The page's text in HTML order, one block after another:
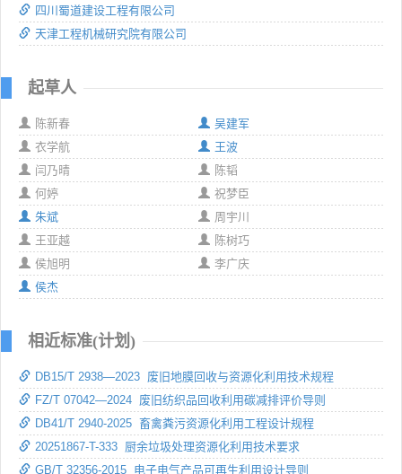
四川蜀道建设工程有限公司
天津工程机械研究院有限公司
起草人
陈新春
吴建军
衣学航
王波
闫乃晴
陈韬
何婷
祝梦臣
朱斌
周宇川
王亚越
陈树巧
侯旭明
李广庆
侯杰
相近标准(计划)
DB15/T 2938—2023 废旧地膜回收与资源化利用技术规程
FZ/T 07042—2024 废旧纺织品回收利用碳减排评价导则
DB41/T 2940-2025 畜禽粪污资源化利用工程设计规程
20251867-T-333 厨余垃圾处理资源化利用技术要求
GB/T 32356-2015 电子电气产品可再生利用设计导则